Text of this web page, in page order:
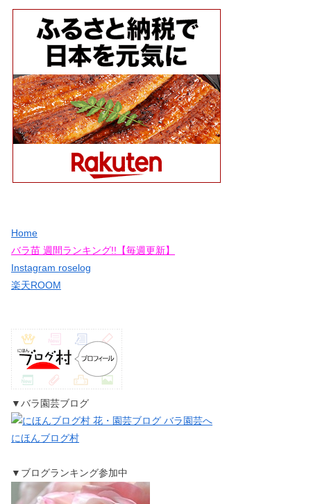
Home
バラ苗 週間ランキング!!【毎週更新】
Instagram roselog
楽天ROOM
▼バラ園芸ブログ
にほんブログ村
▼ブログランキング参加中